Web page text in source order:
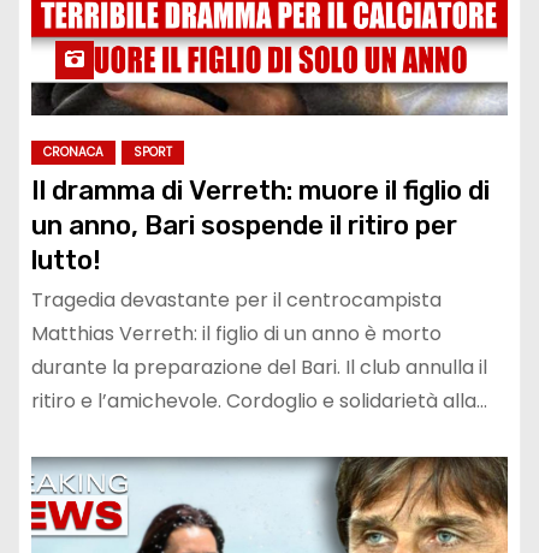
CRONACA SPORT
Il dramma di Verreth: muore il figlio di
un anno, Bari sospende il ritiro per
lutto!
Tragedia devastante per il centrocampista
Matthias Verreth: il figlio di un anno è morto
durante la preparazione del Bari. Il club annulla il
ritiro e l’amichevole. Cordoglio e solidarietà alla…